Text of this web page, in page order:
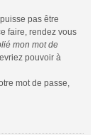
pas être
faire, rendez vous
mon mot de
pouvoir à
mot de passe,